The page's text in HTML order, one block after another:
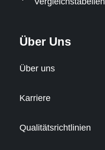
Über Uns
Über uns
Karriere
Qualitätsrichtlinien